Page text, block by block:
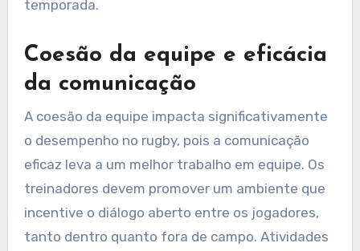
temporada.
Coesão da equipe e eficácia
da comunicação
A coesão da equipe impacta significativamente
o desempenho no rugby, pois a comunicação
eficaz leva a um melhor trabalho em equipe. Os
treinadores devem promover um ambiente que
incentive o diálogo aberto entre os jogadores,
tanto dentro quanto fora de campo. Atividades